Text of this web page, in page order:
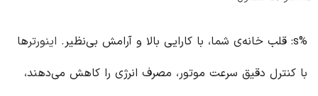
%s: قلب خانه‌ی شما، با کارایی بالا و آرامش بی‌نظیر. اینورترها
با کنترل دقیق سرعت موتور، مصرف انرژی را کاهش می‌دهند،